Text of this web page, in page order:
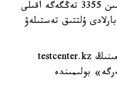
جاقسارتقىسى كەلەتىن ۇمىتكەرلەر ءۇشىن 3355 تەڭگەگە اقىلى
ۇلتتىق تەستىلەۋ
تولىق اقپارات ۇلتتىق تەستىلەۋ ورتالىعىنىڭ testcenter.kz
بولىمىندە